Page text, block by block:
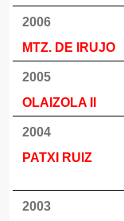
2006
MTZ. DE IRUJO
2005
OLAIZOLA II
2004
PATXI RUIZ
2003